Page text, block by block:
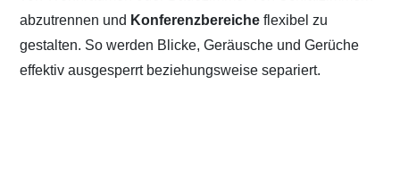
abzutrennen und Konferenzbereicheflexibel zu
gestalten. So werden Blicke, Geräusche und Gerüche
effektiv ausgesperrt beziehungsweise separiert.